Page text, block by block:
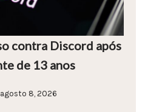
contra Discord após
de 13 anos
agosto 8, 2026